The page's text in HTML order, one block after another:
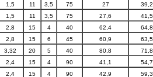
1,5 11 3,5 75 27 39,2
1,5 11 3,5 75 27,6 41,5
2,8 15 4 40 62,4 64,8
2,8 15 6 45 60,9 63,5
3,32 20 5 40 80,8 71,8
2,4 15 4 90 41,1 54,7
2,4 15 4 90 42,9 59,3